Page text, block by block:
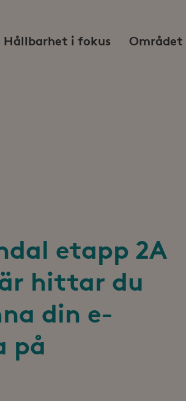
Hållbarhet i fokus Området
etapp 2A
hittar du
din e-
på